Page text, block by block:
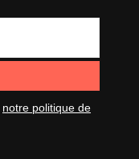
notre politique de